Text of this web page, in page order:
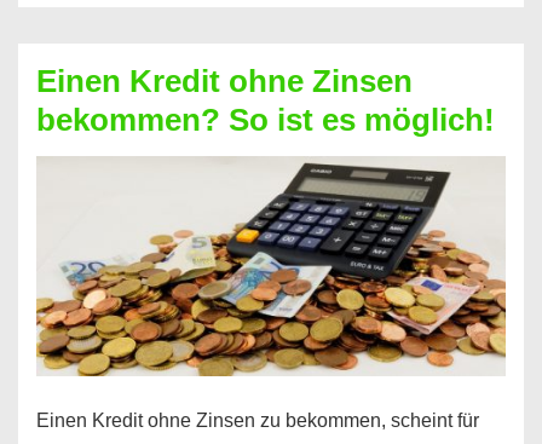
Festvertrag
für
jeden
erfahren
Sie
es
Einen Kredit ohne Zinsen
bekommen? So ist es möglich!
Einen Kredit ohne Zinsen zu bekommen, scheint für